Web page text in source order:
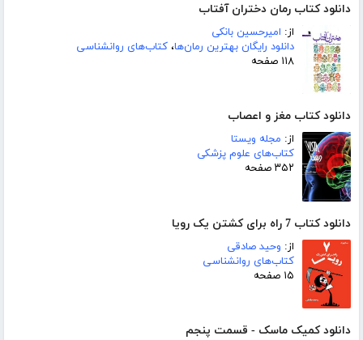
دانلود کتاب رمان دختران آفتاب
از: امیرحسین بانکی
دانلود رایگان بهترین رمان‌ها، کتاب‌های روانشناسی
۱۱۸ صفحه
دانلود کتاب مغز و اعصاب
از: مجله ویستا
کتاب‌های علوم پزشکی
۳۵۲ صفحه
دانلود کتاب 7 راه برای کشتن یک رویا
از: وحید صادقی
کتاب‌های روانشناسی
۱۵ صفحه
دانلود کمیک ماسک - قسمت پنجم